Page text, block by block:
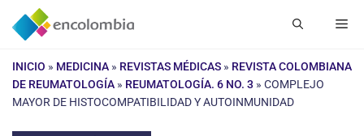
Saltar
INICIO » MEDICINA » REVISTAS MÉDICAS » REVISTA COLOMBIANA
DE REUMATOLOGÍA » REUMATOLOGÍA. 6 NO. 3 » COMPLEJO
MAYOR DE HISTOCOMPATIBILIDAD Y AUTOINMUNIDAD